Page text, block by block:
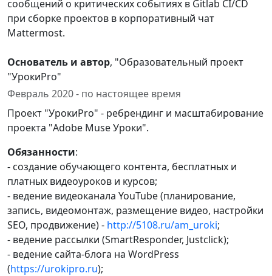
сообщений о критических событиях в Gitlab CI/CD
при сборке проектов в корпоративный чат
Mattermost.
Основатель и автор, "Образовательный проект
"УрокиPro"
Февраль 2020 - по настоящее время
Проект "УрокиPro" - ребрендинг и масштабирование
проекта "Adobe Muse Уроки".
Обязанности:
- создание обучающего контента, бесплатных и
платных видеоуроков и курсов;
- ведение видеоканала YouTube (планирование,
запись, видеомонтаж, размещение видео, настройки
SEO, продвижение) - http://5108.ru/am_uroki;
- ведение рассылки (SmartResponder, Justclick);
- ведение сайта-блога на WordPress
(https://urokipro.ru);